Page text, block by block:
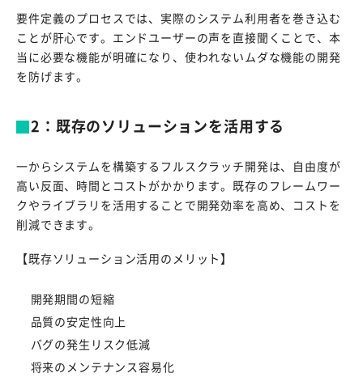
要件定義のプロセスでは、実際のシステム利用者を巻き込む
ことが肝心です。エンドユーザーの声を直接聞くことで、本
当に必要な機能が明確になり、使われないムダな機能の開発
を防げます。
2：既存のソリューションを活用する
一からシステムを構築するフルスクラッチ開発は、自由度が
高い反面、時間とコストがかかります。既存のフレームワー
クやライブラリを活用することで開発効率を高め、コストを
削減できます。
【既存ソリューション活用のメリット】
開発期間の短縮
品質の安定性向上
バグの発生リスク低減
将来のメンテナンス容易化